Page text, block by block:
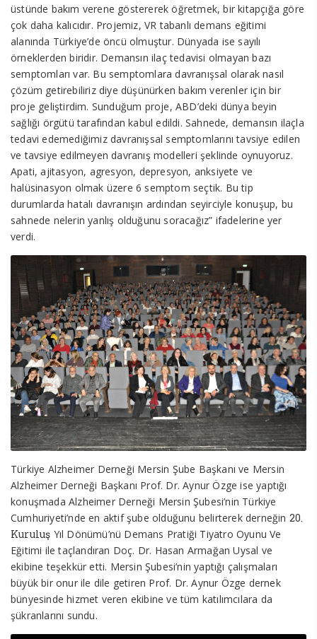
üstünde bakım verene göstererek öğretmek, bir kitapçığa göre
çok daha kalıcıdır. Projemiz, VR tabanlı demans eğitimi
alanında Türkiye’de öncü olmuştur. Dünyada ise sayılı
örneklerden biridir. Demansın ilaç tedavisi olmayan bazı
semptomları var. Bu semptomlara davranışsal olarak nasıl
çözüm getirebiliriz diye düşünürken bakım verenler için bir
proje geliştirdim. Sunduğum proje, ABD’deki dünya beyin
sağlığı örgütü tarafından kabul edildi. Sahnede, demansın ilaçla
tedavi edemediğimiz davranışsal semptomlarını tavsiye edilen
ve tavsiye edilmeyen davranış modelleri şeklinde oynuyoruz.
Apati, ajitasyon, agresyon, depresyon, anksiyete ve
halüsinasyon olmak üzere 6 semptom seçtik. Bu tip
durumlarda hatalı davranışın ardından seyirciyle konuşup, bu
sahnede nelerin yanlış olduğunu soracağız” ifadelerine yer
verdi.
Türkiye Alzheimer Derneği Mersin Şube Başkanı ve Mersin
Alzheimer Derneği Başkanı Prof. Dr. Aynur Özge ise yaptığı
konuşmada Alzheimer Derneği Mersin Şubesi’nin Türkiye
Cumhuriyeti’nde en aktif şube olduğunu belirterek derneğin 20.
Kuruluş Yıl Dönümü’nü Demans Pratiği Tiyatro Oyunu Ve
Eğitimi ile taçlandıran Doç. Dr. Hasan Armağan Uysal ve
ekibine teşekkür etti. Mersin Şubesi’nin yaptığı çalışmaları
büyük bir onur ile dile getiren Prof. Dr. Aynur Özge dernek
bünyesinde hizmet veren ekibine ve tüm katılımcılara da
şükranlarını sundu.